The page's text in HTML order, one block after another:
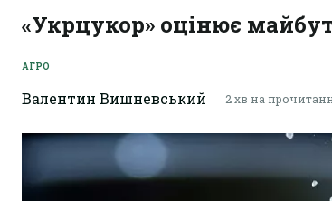
«Укрцукор» оцінює
АГРО
Валентин Вишневський 2 хв на